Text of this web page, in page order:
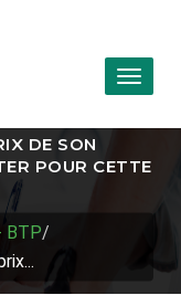
Toggle
DE SON
POUR CETTE
BTP/